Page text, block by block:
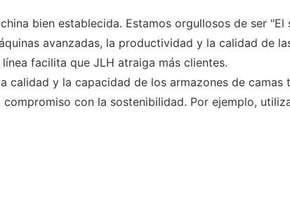
china bien establecida. Estamos orgullosos de ser
avanzadas, la productividad y la calidad de
facilita que JLH atraiga más clientes.
y la capacidad de los armazones de
con la sostenibilidad. Por ejemplo,